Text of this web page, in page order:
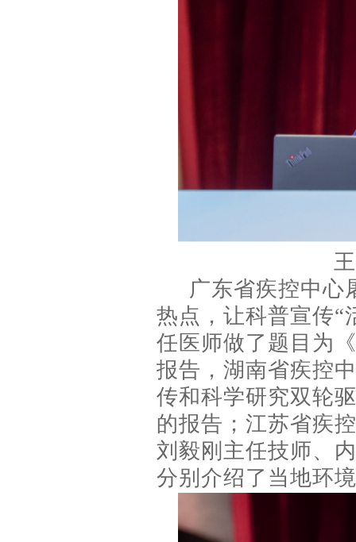
广东省疾控中心
热点，让科普宣传“
任医师做了题目为
报告，湖南省疾控
传和科学研究双轮
的报告；江苏省疾
刘毅刚主任技师、
分别介绍了当地环